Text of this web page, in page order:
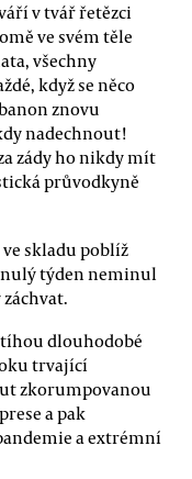
v tvář řetězci
ve svém těle
všechny
když se něco
znovu
nadechnout!
zády ho nikdy mít
průvodkyně
skladu poblíž
týden neminul
dlouhodobé
trvající
zkorumpovanou
a pak
a extrémní